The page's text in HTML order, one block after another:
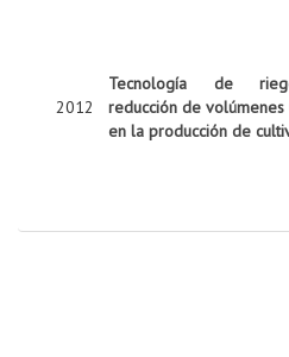
2012
Tecnología de
reducción de
en la producción de